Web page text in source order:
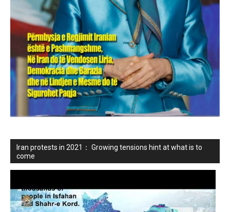
Iran protests in 2021： Growing tensions hint at what is to
come